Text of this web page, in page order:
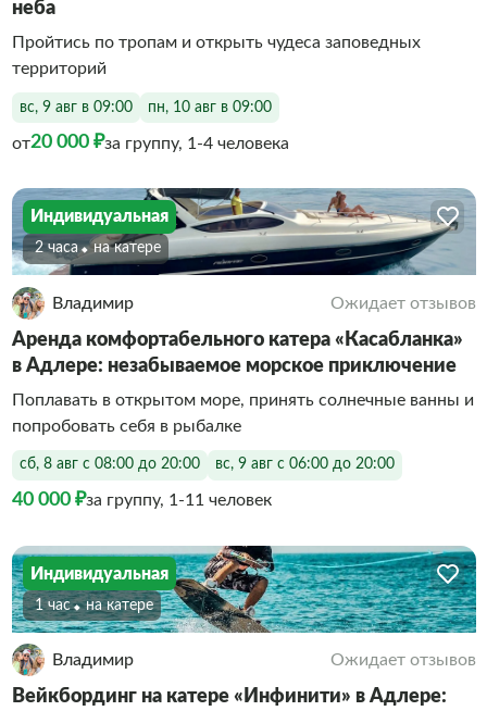
неба
Пройтись по тропам и открыть чудеса заповедных
территорий
вс, 9 авг в 09:00 пн, 10 авг в 09:00
от20 000 ₽за группу, 1-4 человека
Индивидуальная
2 часа На катере
Владимир Ожидает отзывов
Аренда комфортабельного катера «Касабланка»
в Адлере: незабываемое морское приключение
Поплавать в открытом море, принять солнечные ванны и
попробовать себя в рыбалке
сб, 8 авг с 08:00 до 20:00 вс, 9 авг с 06:00 до 20:00
40 000 ₽за группу, 1-11 человек
Индивидуальная
1 час На катере
Владимир Ожидает отзывов
Вейкбординг на катере «Инфинити» в Адлере: